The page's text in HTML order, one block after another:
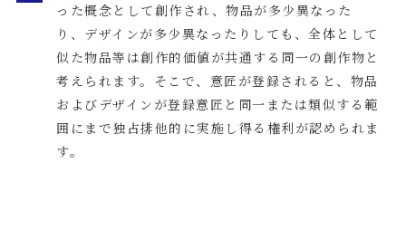
った概念として創作され、物品が多少異なった
り、デザインが多少異なったりしても、全体として
似た物品等は創作的価値が共通する同一の創作物と
考えられます。そこで、意匠が登録されると、物品
およびデザインが登録意匠と同一または類似する範
囲にまで独占排他的に実施し得る権利が認められま
す。